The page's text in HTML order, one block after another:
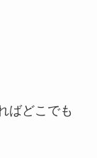
ばどこでも